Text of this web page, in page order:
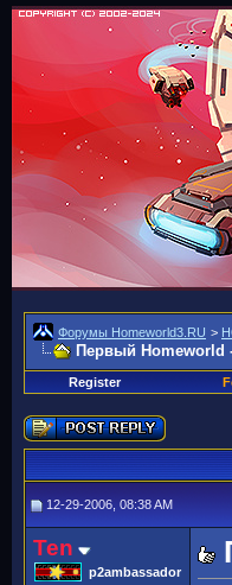
Форумы Homeworld3.RU >
Первый Homeworld
Register
12-29-2006, 08:38 AM
Ten
p2ambassador